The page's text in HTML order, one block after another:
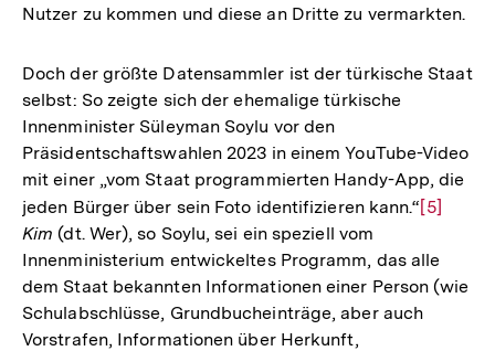
Nutzer zu kommen und diese an Dritte zu vermarkten.
Doch der größte Datensammler ist der türkische Staat
selbst: So zeigte sich der ehemalige türkische
Innenminister Süleyman Soylu vor den
Präsidentschaftswahlen 2023 in einem YouTube-Video
mit einer „vom Staat programmierten Handy-App, die
jeden Bürger über sein Foto identifizieren kann.“Zur
der
Fußnote
[5]
Kim(dt. Wer), so Soylu, sei ein speziell vom
Innenministerium entwickeltes Programm, das alle
dem Staat bekannten Informationen einer Person (wie
Schulabschlüsse, Grundbucheinträge, aber auch
Vorstrafen, Informationen über Herkunft,